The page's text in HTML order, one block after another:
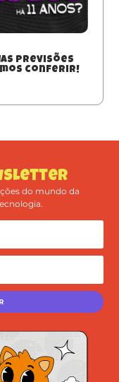
previsões
conferir!
do mundo da